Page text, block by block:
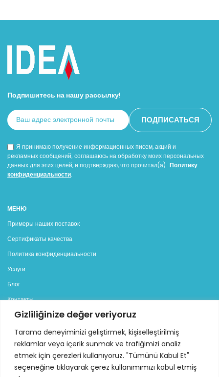
Gizliliğinize değer veriyoruz
Tarama deneyiminizi geliştirmek, kişiselleştirilmiş
reklamlar veya içerik sunmak ve trafiğimizi analiz
etmek için çerezleri kullanıyoruz. "Tümünü Kabul Et"
seçeneğine tıklayarak çerez kullanımımızı kabul etmiş
Подпишитесь на нашу рассылку!
Я принимаю получение информационных писем, акций и
рекламных сообщений; соглашаюсь на обработку моих персональных
данных для этих целей, и подтверждаю, что прочитал(а) Политику
конфиденциальности.
МЕНЮ
Примеры наших поставок
Сертификаты качества
Политика конфиденциальности
Услуги
Блог
Контакты
Генераторы
Дизельные генераторы
Бензиновые генераторы